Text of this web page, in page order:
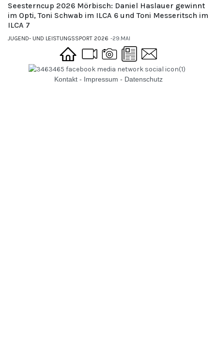
Seesterncup 2026 Mörbisch: Daniel Haslauer gewinnt
im Opti, Toni Schwab im ILCA 6 und Toni Messeritsch im
ILCA 7
JUGEND- UND LEISTUNGSSPORT 2026 29.MAI
Kontakt - Impressum - Datenschutz